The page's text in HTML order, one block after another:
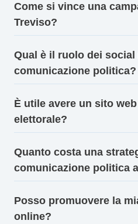
Come si vince una
Treviso?
Qual è il ruolo dei social
comunicazione politica?
È utile avere un sito
elettorale?
Quanto costa una
comunicazione politica
Posso promuovere la
online?